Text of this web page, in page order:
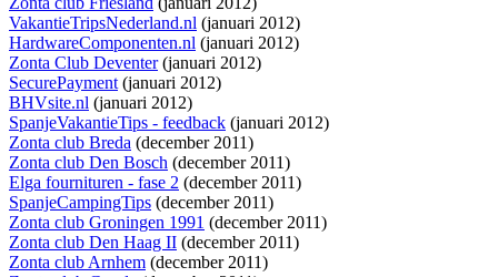
VakantieTripsNederland.nl (januari 2012)
HardwareComponenten.nl (januari 2012)
Zonta Club Deventer(januari 2012)
SecurePayment(januari 2012)
BHVsite.nl (januari 2012)
SpanjeVakantieTips - feedback (januari 2012)
Zonta club Breda (december 2011)
Zonta club Den Bosch (december 2011)
Elga fournituren - fase 2 (december 2011)
SpanjeCampingTips (december 2011)
Zonta club Groningen 1991 (december 2011)
Zonta club Den Haag II (december 2011)
Zonta club Arnhem (december 2011)